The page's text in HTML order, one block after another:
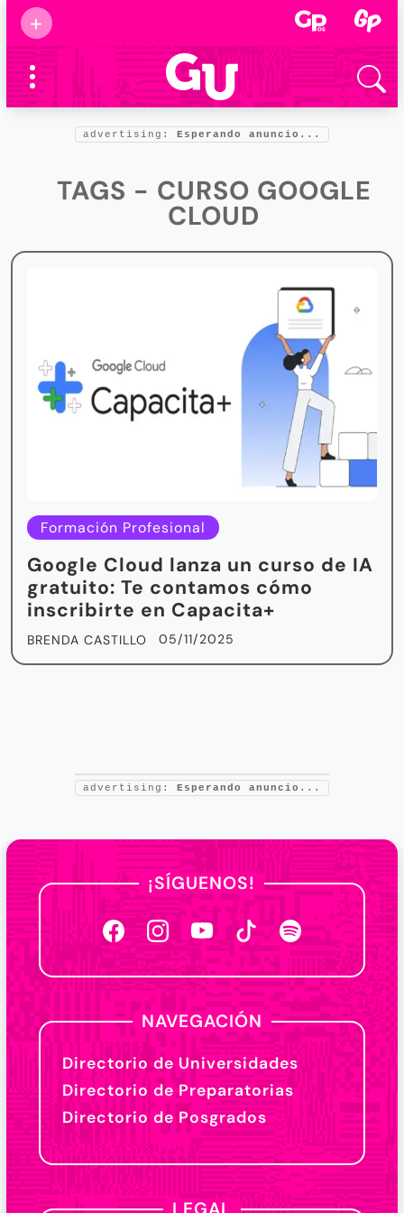
+
Supermamás
2025
Marcas de
confianza
Foro salud
advertising: Esperando anuncio...
TAGS - CURSO GOOGLE
CLOUD
Formación Profesional
Google Cloud lanza un curso de IA
gratuito: Te contamos cómo
inscribirte en Capacita+
BRENDA CASTILLO 05/11/2025
advertising: Esperando anuncio...
¡SÍGUENOS!
NAVEGACIÓN
Directorio de Universidades
Directorio de Preparatorias
Directorio de Posgrados